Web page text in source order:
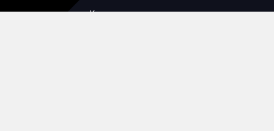
Кодирование спутника